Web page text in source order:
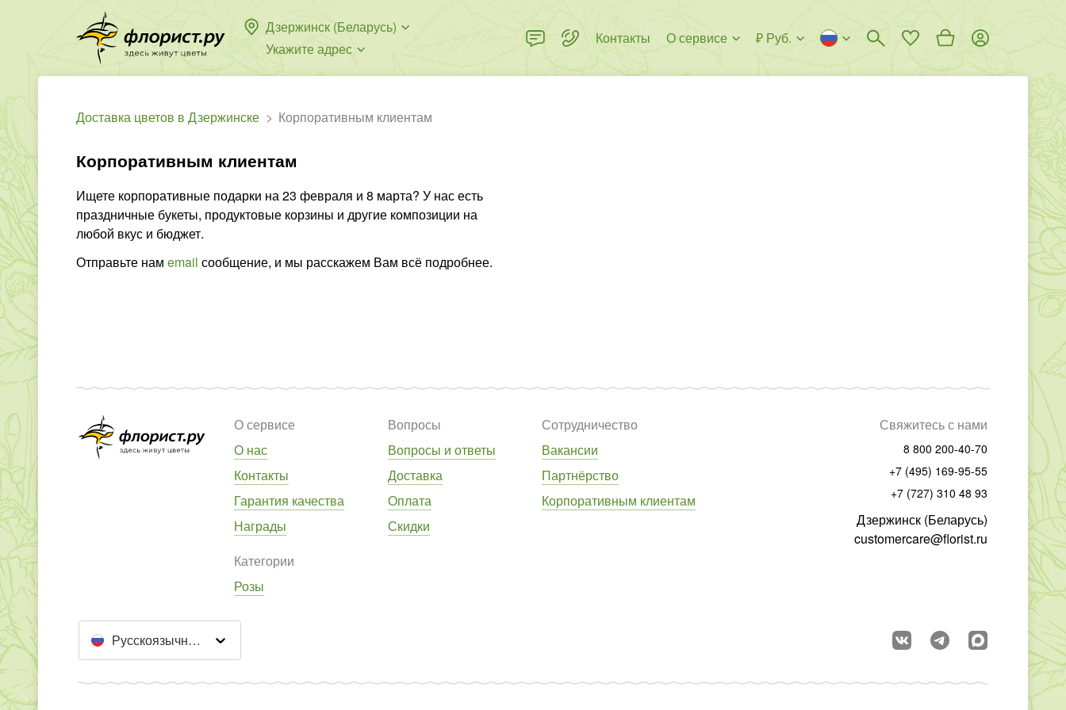
Дзержинск (Беларусь)
Укажите адрес
Контакты О сервисе ₽ Руб.
Доставка цветов в Дзержинске Корпоративным клиентам
Корпоративным клиентам
Ищете корпоративные подарки на 23 февраля и 8 марта? У нас есть
праздничные букеты, продуктовые корзины и другие композиции на
любой вкус и бюджет.
Отправьте нам email сообщение, и мы расскажем Вам всё подробнее.
О сервисе
О нас
Контакты
Гарантия качества
Награды
Вопросы
Вопросы и ответы
Доставка
Оплата
Скидки
Сотрудничество
Вакансии
Партнёрство
Корпоративным клиентам
Категории
Розы
Свяжитесь с нами
8 800 200-40-70
+7 (495) 169-95-55
+7 (727) 310 48 93
Дзержинск (Беларусь)
customercare@florist.ru
Русскоязычный сайт